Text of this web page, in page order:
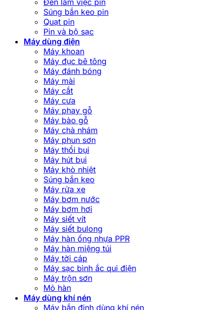
Đèn làm việc pin
Súng bắn keo pin
Quạt pin
Pin và bộ sạc
Máy dùng điện
Máy khoan
Máy đục bê tông
Máy đánh bóng
Máy mài
Máy cắt
Máy cưa
Máy phay gỗ
Máy bào gỗ
Máy chà nhám
Máy phun sơn
Máy thổi bụi
Máy hút bụi
Máy khò nhiệt
Súng bắn keo
Máy rửa xe
Máy bơm nước
Máy bơm hơi
Máy siết vít
Máy siết bulong
Máy hàn ống nhựa PPR
Máy hàn miệng túi
Máy tời cáp
Máy sạc bình ắc qui điện
Máy trộn sơn
Mỏ hàn
Máy dùng khí nén
Máy bắn đinh dùng khí nén